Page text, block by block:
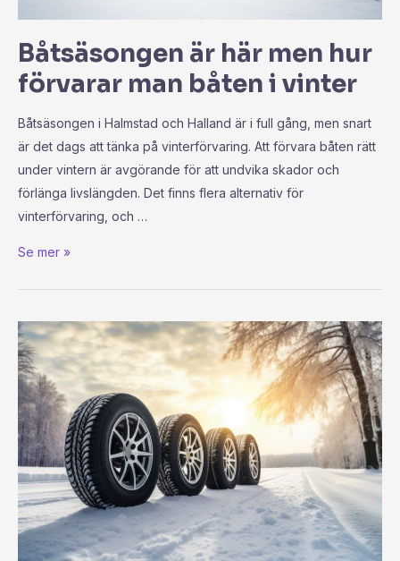
Båtsäsongen är här men hur
förvarar man båten i vinter
Båtsäsongen i Halmstad och Halland är i full gång, men snart
är det dags att tänka på vinterförvaring. Att förvara båten rätt
under vintern är avgörande för att undvika skador och
förlänga livslängden. Det finns flera alternativ för
vinterförvaring, och …
Se mer »